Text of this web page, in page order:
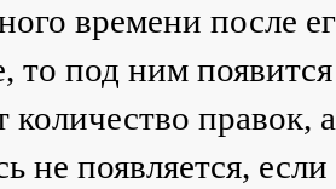
времени после
то под ним
количество правок,
не появляется,